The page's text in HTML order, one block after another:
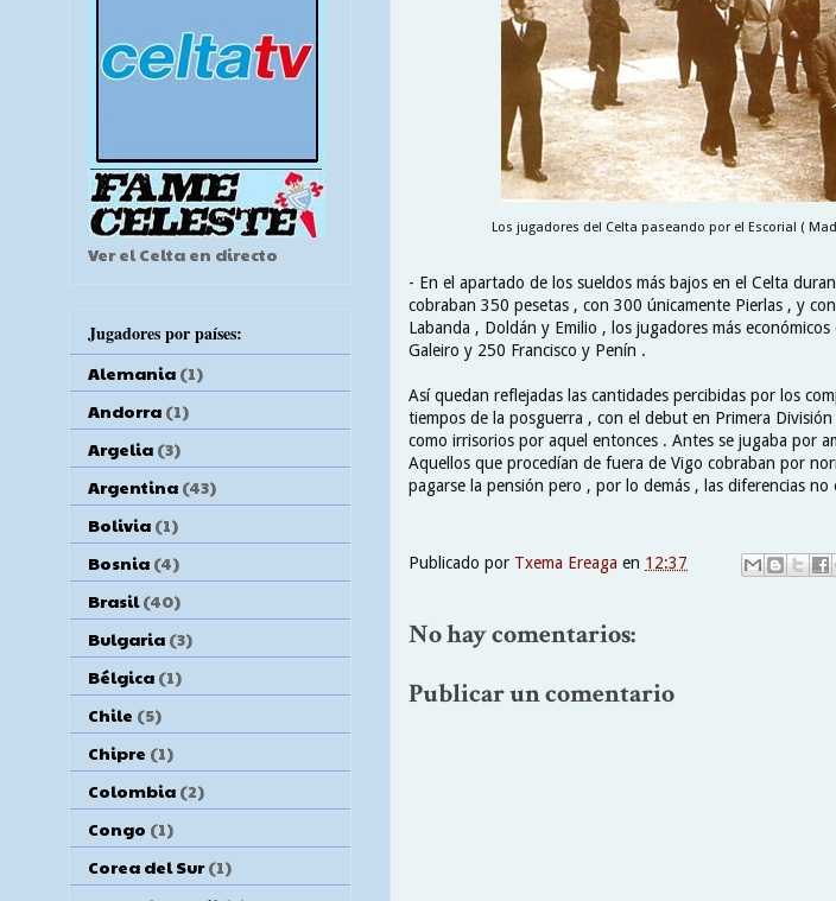
Los jugadores del Celta paseando por el Escorial (
- En el apartado de los sueldos más bajos en el Celta
cobraban 350 pesetas , con 300 únicamente Pierlas , y
Labanda , Doldán y Emilio , los jugadores más
Galeiro y 250 Francisco y Penín .
Así quedan reflejadas las cantidades percibidas por los
tiempos de la posguerra , con el debut en Primera
como irrisorios por aquel entonces . Antes se jugaba por
Aquellos que procedían de fuera de Vigo cobraban por
pagarse la pensión pero , por lo demás , las diferencias
Publicado por Txema Ereaga en 12:37
No hay comentarios:
Publicar un comentario
Ver el Celta en directo
Jugadores por países:
Alemania (1)
Andorra (1)
Argelia (3)
Argentina (43)
Bolivia (1)
Bosnia (4)
Brasil (40)
Bulgaria (3)
Bélgica (1)
Chile (5)
Chipre (1)
Colombia (2)
Congo (1)
Corea del Sur (1)